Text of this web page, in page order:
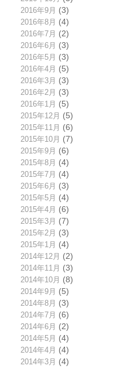
2016年9月 (3)
2016年8月 (4)
2016年7月 (2)
2016年6月 (3)
2016年5月 (3)
2016年4月 (5)
2016年3月 (3)
2016年2月 (3)
2016年1月 (5)
2015年12月 (5)
2015年11月 (6)
2015年10月 (7)
2015年9月 (6)
2015年8月 (4)
2015年7月 (4)
2015年6月 (3)
2015年5月 (4)
2015年4月 (6)
2015年3月 (7)
2015年2月 (3)
2015年1月 (4)
2014年12月 (2)
2014年11月 (3)
2014年10月 (8)
2014年9月 (5)
2014年8月 (3)
2014年7月 (6)
2014年6月 (2)
2014年5月 (4)
2014年4月 (4)
2014年3月 (4)